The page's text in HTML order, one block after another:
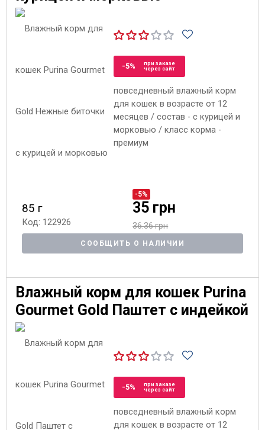
-5%
при заказе
через сайт
повседневный влажный корм
для кошек в возрасте от 12
месяцев / состав - с курицей и
морковью / класс корма -
премиум
85 г
Код: 122926
-5%
35 грн
36.36 грн
СООБЩИТЬ О НАЛИЧИИ
Влажный корм для кошек Purina
Gourmet Gold Паштет с индейкой
-5%
при заказе
через сайт
повседневный влажный корм
для кошек в возрасте от 12